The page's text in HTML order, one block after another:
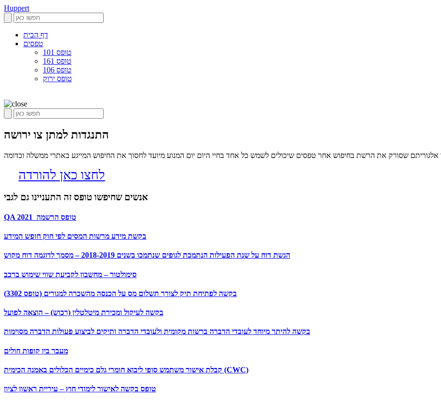
Huppert
דף הבית
טפסים
טופס 101
טופס 161
טופס 106
טופס ירוק
התנגדות למתן צו ירושה
אלגוריתם שסורק את הרשת בחיפוש אחר טפסים שיכולים לשמש כל אחד בחיי היום יום המנוע מיועד לחסוך את החיפוש המייגע באתרי ממשלה וכדומה
לחצו כאן להורדה
אנשים שחיפשו טופס זה התעניינו גם לגבי
QA טופס הרשמה_2021
בקשת מידע מרשות המסים לפי חוק חופש המידע
הגשת דוח על שנת הפעילות הנתמכת לגופים שנתמכו בשנים 2018-2019 – מסמך לדוגמה דוח מקוש
סימולטור – מחשבון לקביעת שווי שימוש ברכב
בקשה לפתיחת תיק לצורך תשלום מס על הכנסה מהשכרה למגורים (טופס 3302)
בקשה לעיקול ומכירת מיטלטלין (רכוש) – הוצאה לפועל
בקשה להיתר מיוחד לעובדי הדברה ברשות מקומית ולעובדי הדברה ותיקים לביצוע פעולות הדברה מסוימות
מעבר בין קופות חולים
קבלת אישור משתמש סופי ליבוא חומרי גלם כימיים הכלולים באמנה הכימית (CWC)
טופס בקשה לאישור לימודי חוץ – עיריית ראשון לציון